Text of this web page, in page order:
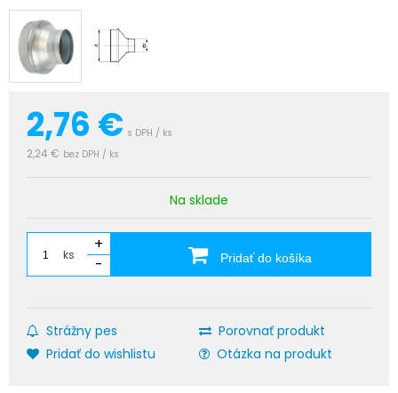
2,76 € s DPH / ks
2,24 € bez DPH / ks
Na sklade
ks
+
-
Pridať do košíka
Strážny pes
Porovnať produkt
Pridať do wishlistu
Otázka na produkt